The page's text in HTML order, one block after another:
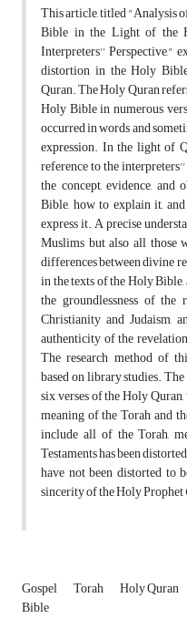
This article, titled "Analysis
Bible in the Light of the
Interpreters'' Perspective,"
distortion in the Holy
Quran. The Holy Quran
Holy Bible in numerous
occurred in words and
expression. In the light of
reference to the
the concept, evidence,
Bible, how to explain it,
express it. A precise
Muslims but also all those
differences between divine
in the texts of the Holy
the groundlessness of
Christianity and Judaism,
authenticity of the
The research method of
based on library studies.
six verses of the Holy
meaning of the Torah and
include all of the Torah,
Testaments has been
have not been distorted to
sincerity of the Holy
Gospel Torah Holy Quran
Bible